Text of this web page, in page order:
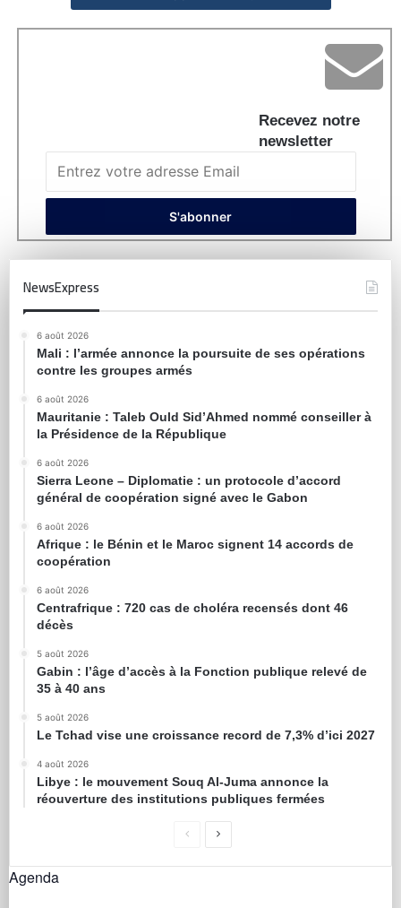
Recevez notre
newsletter
NewsExpress
6 août 2026
Mali : l’armée annonce la poursuite de ses opérations
contre les groupes armés
6 août 2026
Mauritanie : Taleb Ould Sid’Ahmed nommé conseiller à
la Présidence de la République
6 août 2026
Sierra Leone – Diplomatie : un protocole d’accord
général de coopération signé avec le Gabon
6 août 2026
Afrique : le Bénin et le Maroc signent 14 accords de
coopération
6 août 2026
Centrafrique : 720 cas de choléra recensés dont 46
décès
5 août 2026
Gabin : l’âge d’accès à la Fonction publique relevé de
35 à 40 ans
5 août 2026
Le Tchad vise une croissance record de 7,3% d’ici 2027
4 août 2026
Libye : le mouvement Souq Al-Juma annonce la
réouverture des institutions publiques fermées
Agenda